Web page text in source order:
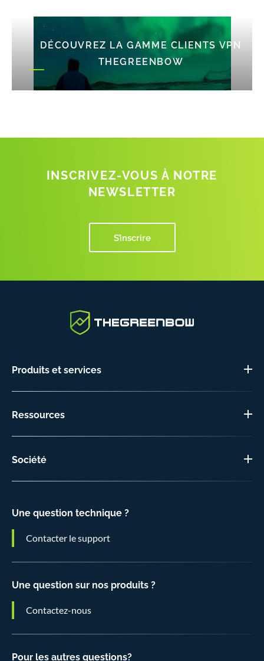
DÉCOUVREZ LA GAMME CLIENTS VPN
THEGREENBOW
INSCRIVEZ-VOUS À NOTRE
NEWSLETTER
S’inscrire
Produits et services
Ressources
Société
Une question technique ?
Contacter le support
Une question sur nos produits ?
Contactez-nous
Pour les autres questions?